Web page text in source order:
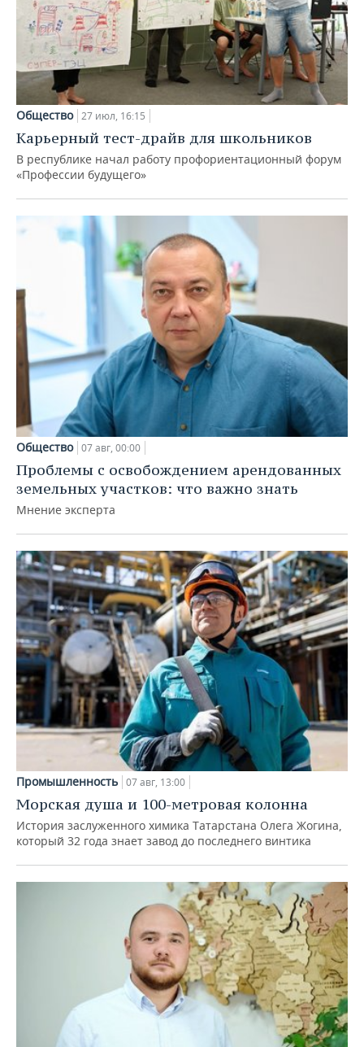
Общество 27 июл, 16:15
Карьерный тест-драйв для школьников
В республике начал работу профориентационный форум
«Профессии будущего»
Общество 07 авг, 00:00
Проблемы с освобождением арендованных
земельных участков: что важно знать
Мнение эксперта
Промышленность 07 авг, 13:00
Морская душа и 100-метровая колонна
История заслуженного химика Татарстана Олега Жогина,
который 32 года знает завод до последнего винтика